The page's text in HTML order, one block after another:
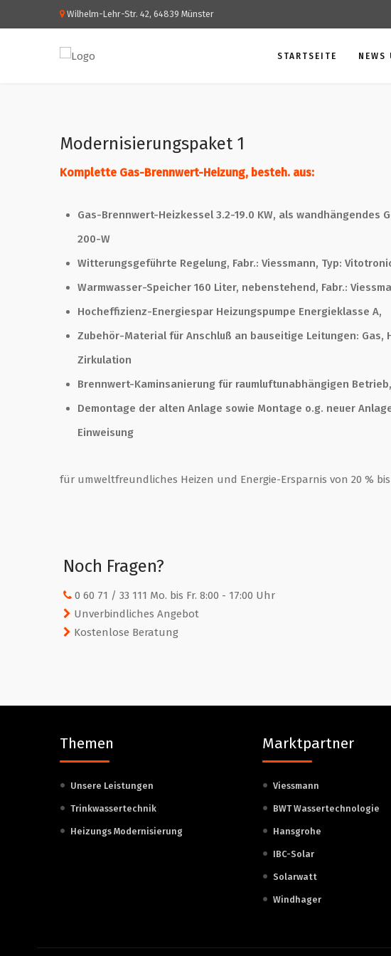
Wilhelm-Lehr-Str. 42, 64839 Münster
STARTSEITE NEWS
Modernisierungspaket 1
Komplette Gas-Brennwert-Heizung, besteh. aus:
Gas-Brennwert-Heizkessel 3.2-19.0 KW, als wandhängendes
200-W
Witterungsgeführte Regelung, Fabr.: Viessmann, Typ:
Warmwasser-Speicher 160 Liter, nebenstehend, Fabr.:
Hocheffizienz-Energiespar Heizungspumpe Energieklasse A,
Zubehör-Material für Anschluß an bauseitige Leitungen: Gas,
Zirkulation
Brennwert-Kaminsanierung für raumluftunabhängigen
Demontage der alten Anlage sowie Montage o.g. neuer
Einweisung
für umweltfreundliches Heizen und Energie-Ersparnis von 20 %
Noch Fragen?
0 60 71 / 33 111 Mo. bis Fr. 8:00 - 17:00 Uhr
Unverbindliches Angebot
Kostenlose Beratung
Themen
Unsere Leistungen
Trinkwassertechnik
Heizungs Modernisierung
Marktpartner
Viessmann
BWT Wassertechnologie
Hansgrohe
IBC-Solar
Solarwatt
Windhager